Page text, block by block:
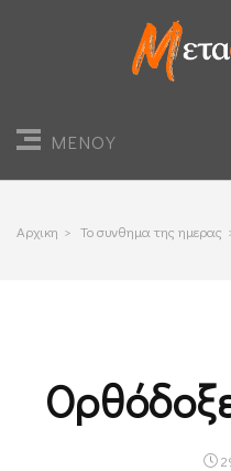
ΜΕΝΟΥ
Αρχικη > Το συνθημα της ημερας